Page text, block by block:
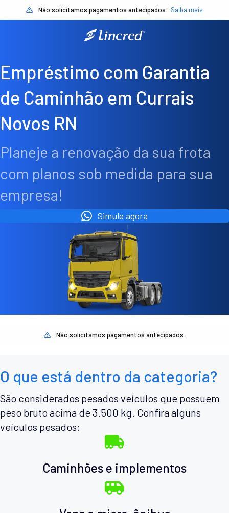
Não solicitamos pagamentos antecipados. Saiba mais
Empréstimo com Garantia
de Caminhão em Currais
Novos RN
Planeje a renovação da sua frota
com planos sob medida para sua
empresa!
Simule agora
Não solicitamos pagamentos antecipados.
O que está dentro da categoria?
São considerados pesados veículos que possuem
peso bruto acima de 3.500 kg. Confira alguns
veículos pesados:
Caminhões e implementos